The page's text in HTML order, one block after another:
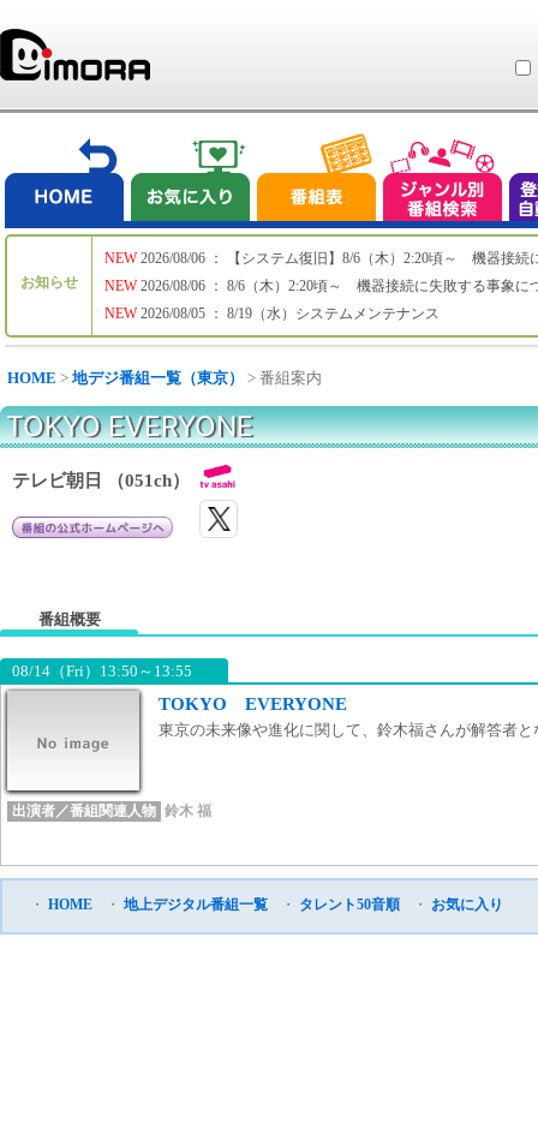
お知らせ
NEW
NEW
NEW
2026/08/06 ： 【システム復旧】8/6（木）2:20頃～ 機器接続
2026/08/06 ： 8/6（木）2:20頃～ 機器接続に失敗する事象に
2026/08/05 ： 8/19（水）システムメンテナンス
HOME > 地デジ番組一覧（東京） > 番組案内
TOKYO EVERYONE
テレビ朝日 （051ch）
番組概要
08/14（Fri）13:50～13:55
TOKYO EVERYONE
東京の未来像や進化に関して、鈴木福さんが解答者
出演者／番組関連人物 鈴木 福
・ HOME ・ 地上デジタル番組一覧 ・ タレント50音順 ・ お気に入り